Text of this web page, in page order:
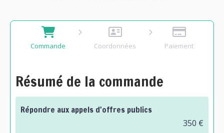
Commande Coordonnées Paiement
Résumé de la commande
Répondre aux appels d'offres publics
350 €